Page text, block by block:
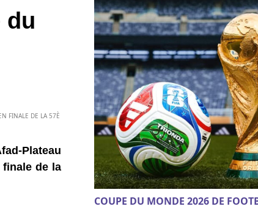
du
FINALE DE LA 57È
Plateau
finale de la
COUPE DU MONDE 2026 DE